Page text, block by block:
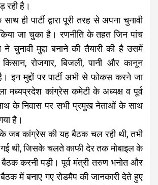
रही है।
ही पार्टी द्वारा पूरी तरह से अपना चुनावी
जा चुका है। रणनीति के तहत जिन पांच
चुनावी मुद्दा बनाने की तैयारी की है उसमें
किसान, रोजगार, बिजली, पानी और कानून
इन मुद्दों पर पार्टी अभी से फोकस करने जा
मध्यप्रदेश कांग्रेस कमेटी के अध्यक्ष व पूर्व
के निवास पर सभी प्रमुख नेताओं के साथ
है।
जब कांग्रेस की यह बैठक चल रही थी, तभी
गई थी, जिसके चलते काफी देर तक मोबाइल के
बैठक करनी पड़ी। पूर्व मंत्री तरुण भनोत और
में बनाए गए रोडमैप की जानकारी देते हुए